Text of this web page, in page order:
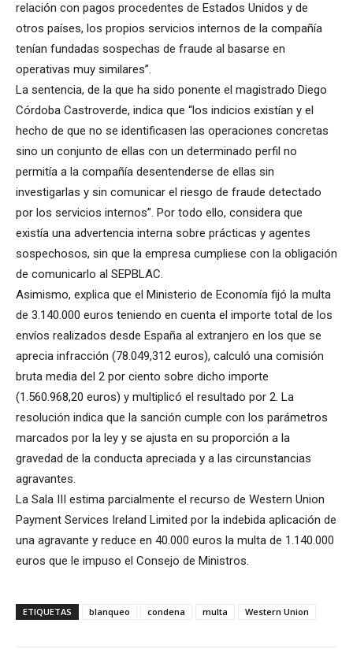
relación con pagos procedentes de Estados Unidos y de
otros países, los propios servicios internos de la compañía
tenían fundadas sospechas de fraude al basarse en
operativas muy similares”.
La sentencia, de la que ha sido ponente el magistrado Diego
Córdoba Castroverde, indica que “los indicios existían y el
hecho de que no se identificasen las operaciones concretas
sino un conjunto de ellas con un determinado perfil no
permitía a la compañía desentenderse de ellas sin
investigarlas y sin comunicar el riesgo de fraude detectado
por los servicios internos”. Por todo ello, considera que
existía una advertencia interna sobre prácticas y agentes
sospechosos, sin que la empresa cumpliese con la obligación
de comunicarlo al SEPBLAC.
Asimismo, explica que el Ministerio de Economía fijó la multa
de 3.140.000 euros teniendo en cuenta el importe total de los
envíos realizados desde España al extranjero en los que se
aprecia infracción (78.049,312 euros), calculó una comisión
bruta media del 2 por ciento sobre dicho importe
(1.560.968,20 euros) y multiplicó el resultado por 2. La
resolución indica que la sanción cumple con los parámetros
marcados por la ley y se ajusta en su proporción a la
gravedad de la conducta apreciada y a las circunstancias
agravantes.
La Sala III estima parcialmente el recurso de Western Union
Payment Services Ireland Limited por la indebida aplicación de
una agravante y reduce en 40.000 euros la multa de 1.140.000
euros que le impuso el Consejo de Ministros.
ETIQUETAS blanqueo condena multa Western Union